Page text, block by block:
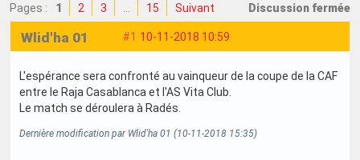
Pages : 1 2 3 15 Suivant Discussion fermée
#1 10-11-2018 10:59
Wlid'ha 01
L'espérance sera confronté au vainqueur de la coupe de la CAF
entre le Raja Casablanca et l'AS Vita Club.
Le match se déroulera à Radés.
Dernière modification par Wlid'ha 01 (10-11-2018 15:35)